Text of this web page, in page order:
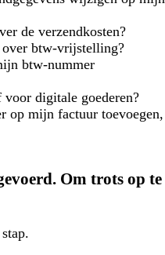
de verzendkosten?
btw-vrijstelling?
btw-nummer
voor digitale goederen?
op mijn factuur toevoegen,
Om trots op te